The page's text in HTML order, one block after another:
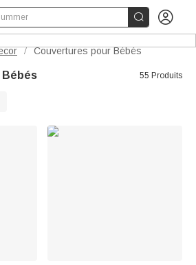
 
/ Couvertures pour Bébés
55 Produits